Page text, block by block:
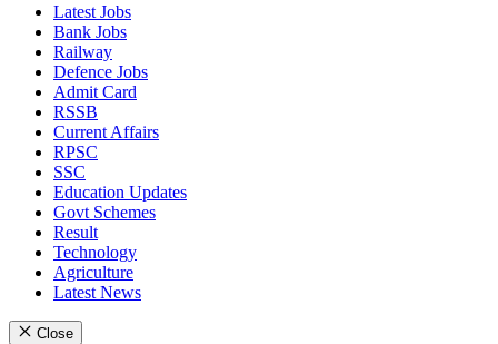
Latest Jobs
Bank Jobs
Railway
Defence Jobs
Admit Card
RSSB
Current Affairs
RPSC
SSC
Education Updates
Govt Schemes
Result
Technology
Agriculture
Latest News
Close